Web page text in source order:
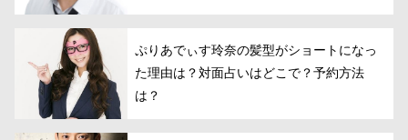
ぷりあでぃす玲奈の髪型がショートになっ
た理由は？対面占いはどこで？予約方法
は？